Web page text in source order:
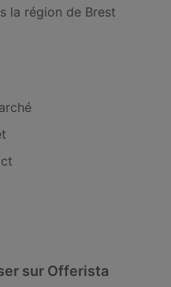
la région de Brest
sur Offerista